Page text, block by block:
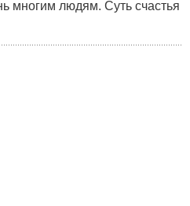
многим людям. Суть счастья